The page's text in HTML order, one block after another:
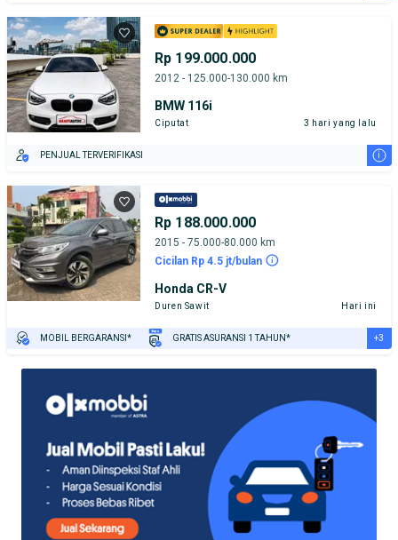
PENJUAL TERVERIFIKASI
Rp 199.000.000
2012 - 125.000-130.000 km
BMW 116i
Ciputat 3 hari yang lalu
PENJUAL TERVERIFIKASI i
Rp 188.000.000
2015 - 75.000-80.000 km
Cicilan Rp 4.5 jt/bulan
Honda CR-V
Duren Sawit Hari ini
MOBIL BERGARANSI* GRATIS ASURANSI 1 TAHUN* +3